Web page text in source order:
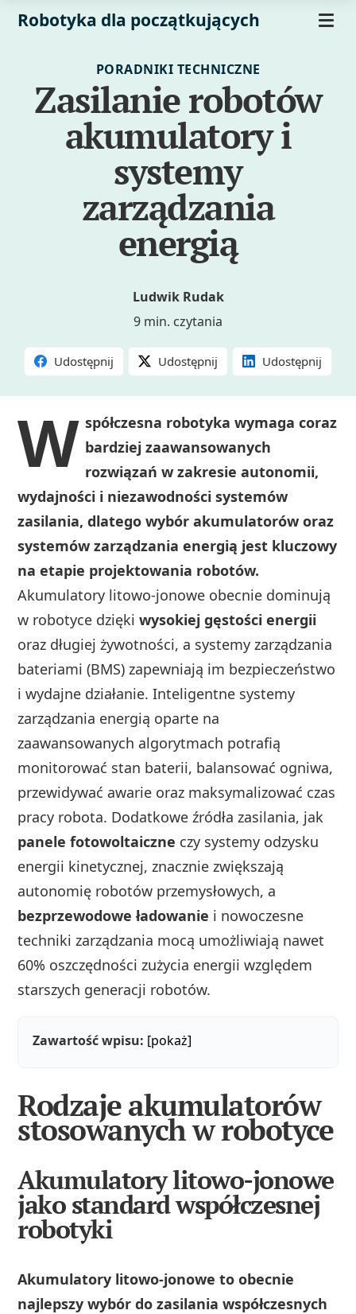
Robotyka dla początkujących
PORADNIKI TECHNICZNE
Zasilanie robotów
akumulatory i
systemy
zarządzania
energią
Ludwik Rudak
9 min. czytania
Udostępnij Udostępnij Udostępnij
W spółczesna robotyka wymaga coraz
bardziej zaawansowanych
rozwiązań w zakresie autonomii,
wydajności i niezawodności systemów
zasilania, dlatego wybór akumulatorów oraz
systemów zarządzania energią jest kluczowy
na etapie projektowania robotów.
Akumulatory litowo-jonowe obecnie dominują
w robotyce dziękiwysokiej gęstości energii
oraz długiej żywotności, a systemy zarządzania
bateriami (BMS) zapewniają im bezpieczeństwo
i wydajne działanie. Inteligentne systemy
zarządzania energią oparte na
zaawansowanych algorytmach potrafią
monitorować stan baterii, balansować ogniwa,
przewidywać awarie oraz maksymalizować czas
pracy robota. Dodatkowe źródła zasilania, jak
panele fotowoltaiczne czy systemy odzysku
energii kinetycznej, znacznie zwiększają
autonomię robotów przemysłowych, a
bezprzewodowe ładowanie i nowoczesne
techniki zarządzania mocą umożliwiają nawet
60% oszczędności zużycia energii względem
starszych generacji robotów.
Zawartość wpisu: [pokaż]
Rodzaje akumulatorów
stosowanych w robotyce
Akumulatory litowo-jonowe
jako standard współczesnej
robotyki
Akumulatory litowo-jonowe to obecnie
najlepszy wybór do zasilania współczesnych